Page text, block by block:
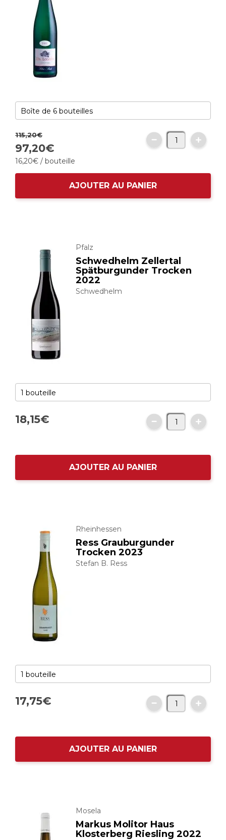
115,20€
97,20€
16,20€ / bouteille
AJOUTER AU PANIER
Pfalz
Schwedhelm Zellertal
Spätburgunder Trocken
2022
Schwedhelm
18,15€
AJOUTER AU PANIER
Rheinhessen
Ress Grauburgunder
Trocken 2023
Stefan B. Ress
17,75€
AJOUTER AU PANIER
Mosela
Markus Molitor Haus
Klosterberg Riesling 2022